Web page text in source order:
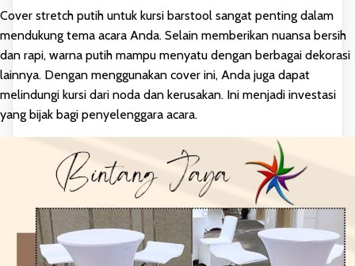
Cover stretch putih untuk kursi barstool sangat penting dalam
mendukung tema acara Anda. Selain memberikan nuansa bersih
dan rapi, warna putih mampu menyatu dengan berbagai dekorasi
lainnya. Dengan menggunakan cover ini, Anda juga dapat
melindungi kursi dari noda dan kerusakan. Ini menjadi investasi
yang bijak bagi penyelenggara acara.